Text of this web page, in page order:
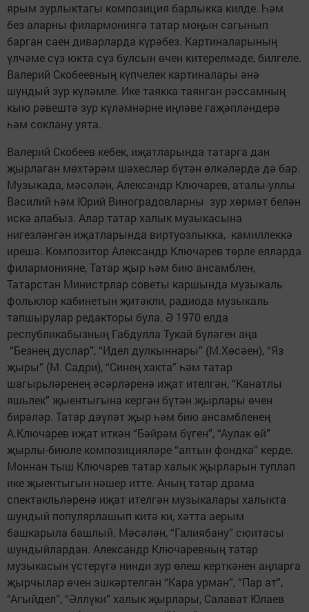
ярым зурлыктагы композиция барлыкка килде. Һәм
без аларны филармониягә татар моңын сагынып
барган саен диварларда күрәбез. Картиналарының
үлчәме сүз юкта сүз булсын өчен китерелмәде, билгеле.
Валерий Скобеевның күпчелек картиналары әнә
шундый зур күләмле. Ике таякка таянган рәссамның
кыю рәвештә зур күләмнәрне иңләве гаҗәпләндерә
һәм соклану уята.
Валерий Скобеев кебек, иҗатларында татарга дан
җырлаган мөхтәрәм шәхесләр бүтән өлкәләрдә дә бар.
Музыкада, мәсәлән, Александр Ключарев, аталы-уллы
Василий һәм Юрий Виноградовларны зур хөрмәт белән
искә алабыз. Алар татар халык музыкасына
нигезләнгән иҗатларында виртуозлыкка, камиллеккә
ирешә. Композитор Александр Ключарев төрле елларда
филармонияне, Татар җыр һәм бию ансамблен,
Татарстан Министрлар советы каршында музыкаль
фольклор кабинетын җитәкли, радиода музыкаль
тапшырулар редакторы була. Ә 1970 елда
республикабызның Габдулла Тукай бүләген аңа
“Безнең дуслар”, “Идел дулкыннары” (М.Хөсәен), “Яз
җыры” (М. Садри), “Синең хакта” һәм татар
шагырьләренең әсәрләренә иҗат ителгән, “Канатлы
яшьлек” җыентыгына кергән бүтән җырлары өчен
бирәләр. Татар дәүләт җыр һәм бию ансамбленең
А.Ключарев иҗат иткән “Бәйрәм бүген”, “Аулак өй”
җырлы-биюле композицияләре “алтын фондка” керде.
Моннан тыш Ключарев татар халык җырларын туплап
ике җыентыгын нәшер итте. Аның татар драма
спектакльләренә иҗат ителгән музыкалары халыкта
шундый популярлашып китә ки, хәтта аерым
башкарыла башлый. Мәсәлән, “Галиябану” сюитасы
шундыйлардан. Александр Ключаревның татар
музыкасын үстерүгә нинди зур өлеш керткәнен аңларга
җырчылар өчен эшкәртелгән “Кара урман”, “Пар ат”,
“Агыйдел”, “Әллүки” халык җырлары, Салават Юлаев